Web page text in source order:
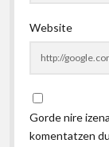
Website
Gorde nire
komentatzen